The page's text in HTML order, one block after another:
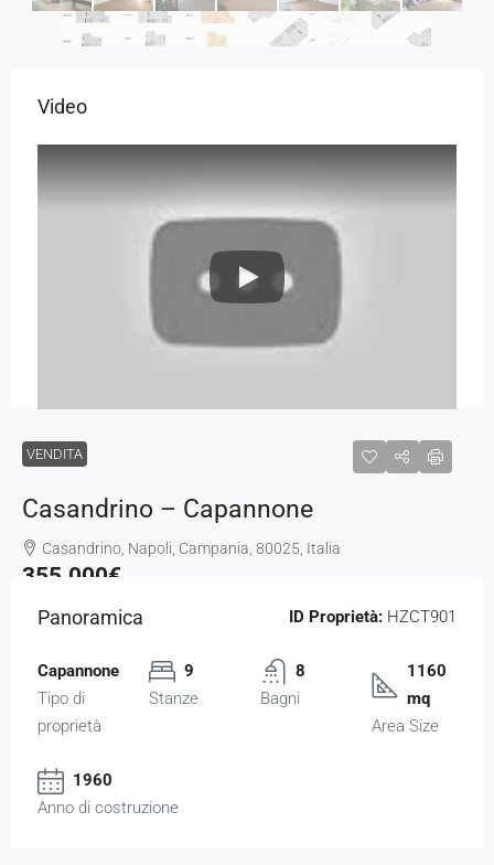
Video
VENDITA
Casandrino – Capannone
Casandrino, Napoli, Campania, 80025, Italia
355.000€
Panoramica ID Proprietà: HZCT901
Capannone
Tipo di
proprietà
9
Stanze
8
Bagni
1160
mq
Area Size
1960
Anno di costruzione